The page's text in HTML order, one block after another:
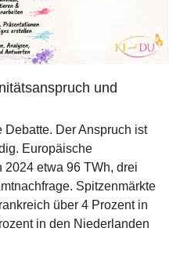
und
Debatte. Der Anspruch ist
Europäische
2024 etwa 96 TWh, drei
Spitzenmärkte
über 4 Prozent in
in den Niederlanden